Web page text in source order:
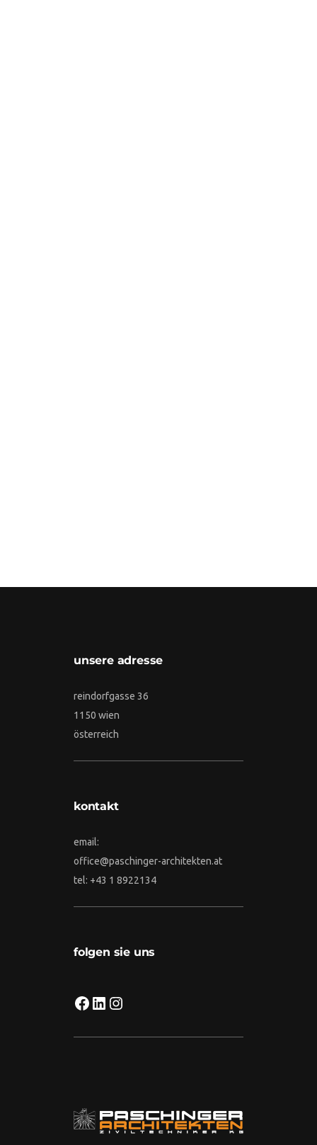
unsere adresse
reindorfgasse 36
1150 wien
österreich
kontakt
email:
office@paschinger-architekten.at
tel: +43 1 8922134
folgen sie uns